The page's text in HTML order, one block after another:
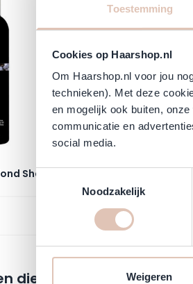
Toestemming
Cookies op Haarshop.nl
Om Haarshop.nl voor jou
technieken). Met deze
en mogelijk ook buiten,
communicatie en
social media.
Toestemmingsselectie
Noodzakelijk
Weigeren
Shampoo
In winkelwagen
Normale prijs
24,95
Direct leverbaar
die mogelijk iets voor je